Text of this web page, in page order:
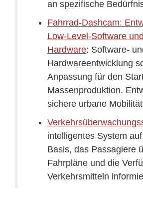
an spezifische
Fahrrad-Dashcam:
Low-Level-Software und
Hardware: Software-
Hardwareentwicklung
Anpassung für den
Massenproduktion.
sichere urbane
intelligentes System
Basis, das Passagiere
Fahrpläne und die
Verkehrsmitteln